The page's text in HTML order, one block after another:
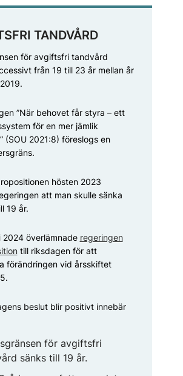
TANDVÅRD
för avgiftsfri tandvård
från 19 till 23 år mellan år
”När behovet får styra – ett
för en mer jämlik
(SOU 2021:8) föreslogs en
hösten 2023
att man skulle sänka
19 år.
2024 överlämnade regeringen
till riks­dagen för att
förändringen vid årsskiftet
beslut blir positivt innebär
för avgiftsfri
sänks till 19 år.